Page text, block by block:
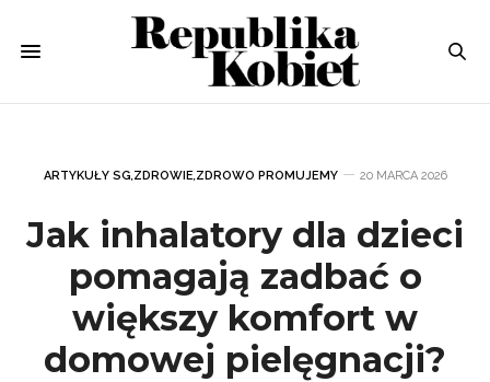
ARTYKUŁY SG,ZDROWIE,ZDROWO PROMUJEMY 20 MARCA 2026
Jak inhalatory dla dzieci
pomagają zadbać o
większy komfort w
domowej pielęgnacji?